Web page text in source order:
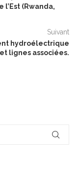
(Rwanda,
Suivant
hydroélectrique
lignes associées.